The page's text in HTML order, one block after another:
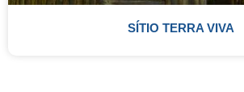
SÍTIO TERRA VIVA